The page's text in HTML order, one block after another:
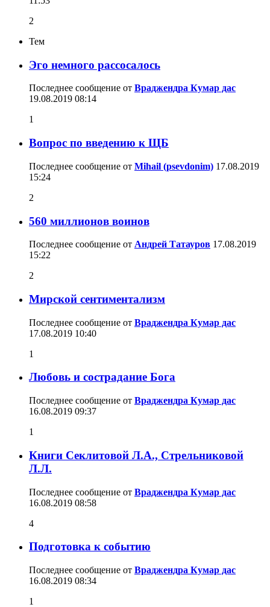
2
Тем
Эго немного рассосалось
Последнее сообщение от Враджендра Кумар дас
19.08.2019 08:14
1
Вопрос по введению к ЩБ
Последнее сообщение от Mihail (psevdonim) 17.08.2019
15:24
2
560 миллионов воинов
Последнее сообщение от Андрей Татауров 17.08.2019
15:22
2
Мирской сентиментализм
Последнее сообщение от Враджендра Кумар дас
17.08.2019 10:40
1
Любовь и сострадание Бога
Последнее сообщение от Враджендра Кумар дас
16.08.2019 09:37
1
Книги Секлитовой Л.А., Стрельниковой
Л.Л.
Последнее сообщение от Враджендра Кумар дас
16.08.2019 08:58
4
Подготовка к событию
Последнее сообщение от Враджендра Кумар дас
16.08.2019 08:34
1